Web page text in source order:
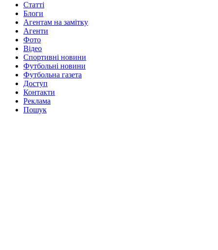
Статті
Блоги
Агентам на замітку
Агенти
Фото
Відео
Спортивні новини
Футбольні новини
Футбольна газета
Доступ
Контакти
Реклама
Пошук